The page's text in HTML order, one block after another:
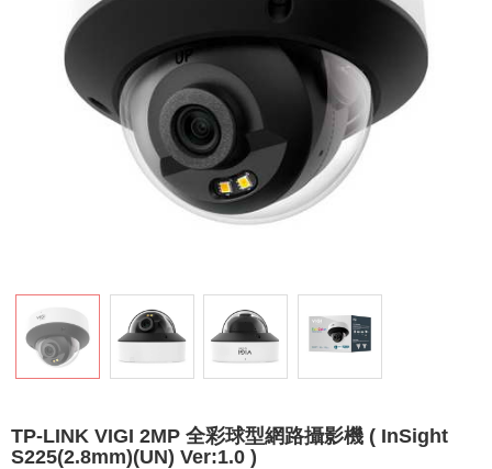
TP-LINK VIGI 2MP 全彩球型網路攝影機 ( InSight
S225(2.8mm)(UN) Ver:1.0 )